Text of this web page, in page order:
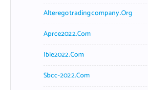
Alteregotradingcompany.org
Aprce2022.com
Ibie2022.com
Sbcc-2022.com